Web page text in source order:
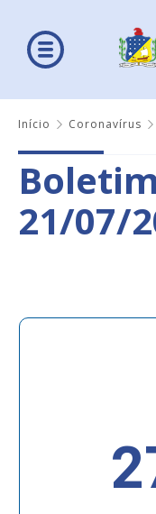
Início Coronavírus
21/07/